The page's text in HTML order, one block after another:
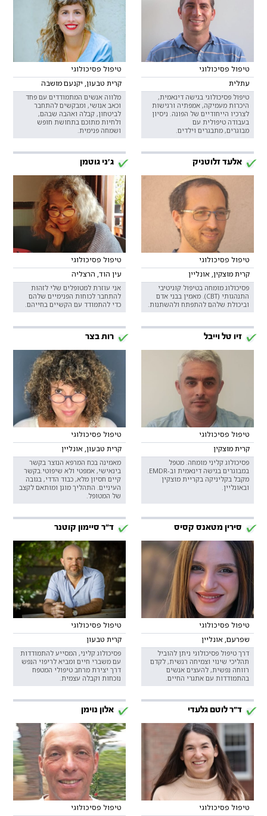
טיפול פסיכולוגי
עתלית
טיפול פסיכולוגי בגישה דינאמית,
היכרות מעמיקה, אמפתיה ורגישות
לצרכיו הייחודיים של הפונה. ניסיון
בעבודה טיפולית עם
מבוגרים, מתבגרים וילדים.
טיפול פסיכולוגי
קרית טבעון, יקנעם מושבה
מלווה אנשים המתמודדים עם פחד
וכאב אנושי, ומבקשים להתחבר
לביטחון, קבלה ואהבה שבהם,
ולחיות מתוכם בתחושת חופש
ושמחה פנימית.
אלעד זלוטניק
טיפול פסיכולוגי
קרית מוצקין, אונליין
פסיכולוג מומחה בטיפול קוגיטיבי
התנהגותי (CBT). מאמין בבני אדם
וביכולת שלהם להתפתח ולהשתנות.
ג'ני גוטמן
טיפול פסיכולוגי
עין הוד, הרצליה
אני עוזרת למטופלים שלי לזהות
להתחבר לכוחות הפנימיים שלהם
כדי להתמודד עם הקשיים בחייהם.
זיו טל וייבל
טיפול פסיכולוגי
קרית מוצקין
פסיכולוג קליני מומחה. מטפל
מקבל בקליניקה בקריית מוצקין
ובאונליין.
רות בצר
טיפול פסיכולוגי
קרית טבעון, אונליין
מאמינה בכח המרפא הנוצר בקשר
בינאישי, אמפטי ולא שיפוטי.בקשר
קיים חסיון מלא, כבוד הדדי, בגובה
העיניים. התהליך מוגן ומותאם לקצב
של המטופל.
סירין מטאנס קסיס
טיפול פסיכולוגי
שפרעם, אונליין
דרך טיפול פסיכולוגי ניתן להוביל
תהליכי שינוי וצמיחה רגשית, לקדם
רווחה נפשית, להעצים אנשים
בהתמודדות עם אתגרי החיים.
ד"ר סיימון קוטנר
טיפול פסיכולוגי
קרית טבעון
פסיכולוג קליני, המסייע להתמודדות
עם משברי חיים ומביא לריפוי הנפש
דרך יצירת מרחב טיפולי המטפח
נוכחות וקבלה עצמית.
ד"ר לוטם גלעדי
טיפול פסיכולוגי
אלון נוימן
טיפול פסיכולוגי